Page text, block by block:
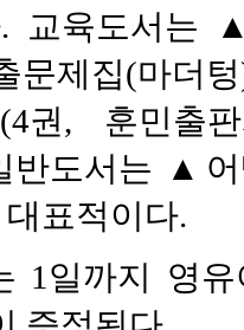
교육도서는
문제집(마
(4권, 훈민
반도서는 ▲
표적이다.
1일까지 영